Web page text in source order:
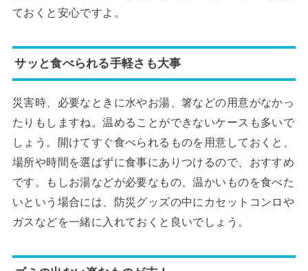
ておくと安心ですよ。
サッと食べられる手軽さも大事
災害時、必要なときに水やお湯、箸などの用意がなかっ
たりもしますね。温めることができないケースも多いで
しょう。開けてすぐ食べられるものを用意しておくと、
場所や時間を選ばずに食事にありつけるので、おすすめ
です。もしお湯などが必要なもの、温かいものを食べた
いという場合には、防災グッズの中にカセットコンロや
ガスなどを一緒に入れておくと良いでしょう。